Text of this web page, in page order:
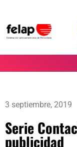
3 septiembre, 2019
Serie
publicidad